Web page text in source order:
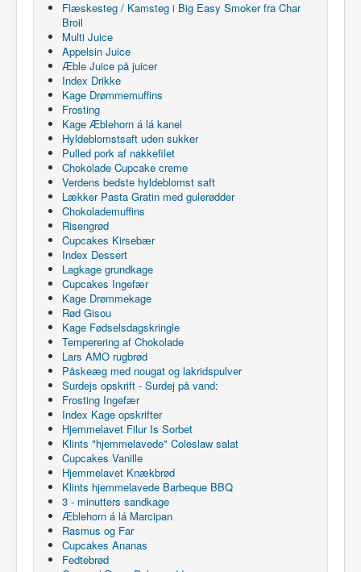
Flæskesteg / Kamsteg i Big Easy Smoker fra Char
Broil
Multi Juice
Appelsin Juice
Æble Juice på juicer
Index Drikke
Kage Drømmemuffins
Frosting
Kage Æblehorn á lá kanel
Hyldeblomstsaft uden sukker
Pulled pork af nakkefilet
Chokolade Cupcake creme
Verdens bedste hyldeblomst saft
Lækker Pasta Gratin med gulerødder
Chokolademuffins
Risengrød
Cupcakes Kirsebær
Index Dessert
Lagkage grundkage
Cupcakes Ingefær
Kage Drømmekage
Rød Gisou
Kage Fødselsdagskringle
Temperering af Chokolade
Lars AMO rugbrød
Påskeæg med nougat og lakridspulver
Surdejs opskrift - Surdej på vand:
Frosting Ingefær
Index Kage opskrifter
Hjemmelavet Filur Is Sorbet
Klints "hjemmelavede" Coleslaw salat
Cupcakes Vanille
Hjemmelavet Knækbrød
Klints hjemmelavede Barbeque BBQ
3 - minutters sandkage
Æblehorn á lá Marcipan
Rasmus og Far
Cupcakes Ananas
Fedtebrød